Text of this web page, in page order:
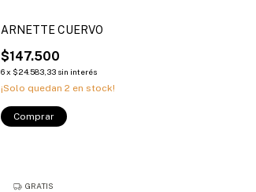
ARNETTE CUERVO
$147.500
6 x $24.583,33 sin interés
¡Solo quedan 2 en stock!
Comprar
GRATIS